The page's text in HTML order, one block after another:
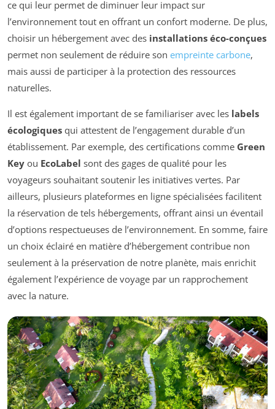
ce qui leur permet de diminuer leur impact sur
l’environnement tout en offrant un confort moderne. De plus,
choisir un hébergement avec des installations éco-conçues
permet non seulement de réduire son empreinte carbone,
mais aussi de participer à la protection des ressources
naturelles.
Il est également important de se familiariser avec les labels
écologiques qui attestent de l’engagement durable d’un
établissement. Par exemple, des certifications comme Green
Key ou EcoLabel sont des gages de qualité pour les
voyageurs souhaitant soutenir les initiatives vertes. Par
ailleurs, plusieurs plateformes en ligne spécialisées facilitent
la réservation de tels hébergements, offrant ainsi un éventail
d’options respectueuses de l’environnement. En somme, faire
un choix éclairé en matière d’hébergement contribue non
seulement à la préservation de notre planète, mais enrichit
également l’expérience de voyage par un rapprochement
avec la nature.